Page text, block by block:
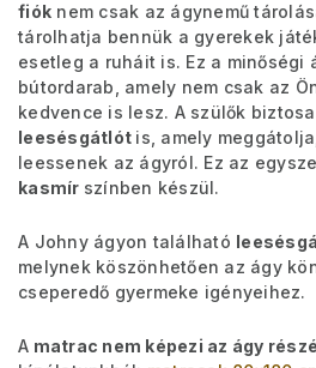
fiók nem csak az ágynemű
tárolhatja bennük a gyerekek
esetleg a ruháit is. Ez a minőségi
bútordarab, amely nem csak az
kedvence is lesz. A szülők
leesésgátlót is, amely
leessenek az ágyról. Ez az
kasmír színben készül.
A Johny ágyon található
melynek köszönhetően az ágy
cseperedő gyermeke igényeihez.
A matrac nem képezi az ágy